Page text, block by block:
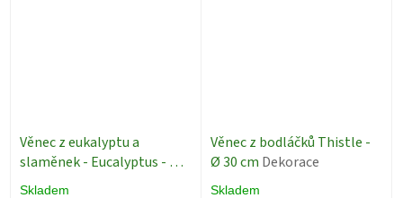
Věnec z eukalyptu a
slaměnek - Eucalyptus - Ø
20 cm
Skladem
Věnec z bodláčků Thistle -
Ø 30 cm Dekorace
Skladem